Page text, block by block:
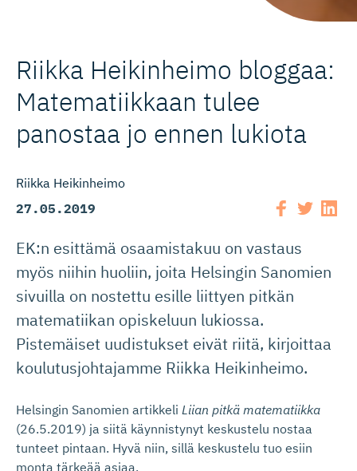
Riikka Heikinheimo bloggaa:
Matematiikkaan tulee
panostaa jo ennen lukiota
Riikka Heikinheimo
27.05.2019
EK:n esittämä osaamistakuu on vastaus
myös niihin huoliin, joita Helsingin Sanomien
sivuilla on nostettu esille liittyen pitkän
matematiikan opiskeluun lukiossa.
Pistemäiset uudistukset eivät riitä, kirjoittaa
koulutusjohtajamme Riikka Heikinheimo.
Helsingin Sanomien artikkeli Liian pitkä matematiikka
(26.5.2019) ja siitä käynnistynyt keskustelu nostaa
tunteet pintaan. Hyvä niin, sillä keskustelu tuo esiin
monta tärkeää asiaa.